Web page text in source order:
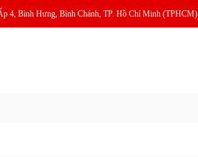
4, Bình Hưng, Bình Chánh, TP. Hồ Chí Minh (TPHCM)